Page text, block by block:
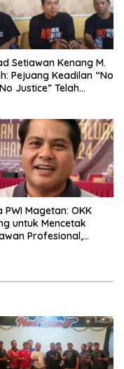
Setiawan Kenang M.
Pejuang Keadilan “No
Justice” Telah
PWI Magetan: OKK
untuk Mencetak
Profesional,